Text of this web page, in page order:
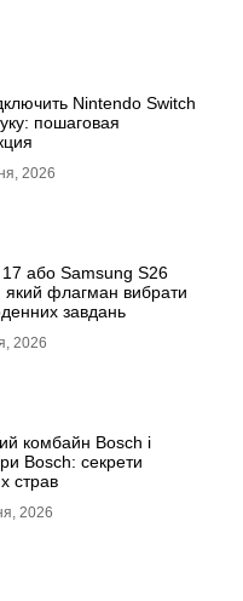
Nintendo Switch
пошаговая
2026
або Samsung S26
який флагман вибрати
завдань
2026
комбайн Bosch і
Bosch: секрети
страв
2026